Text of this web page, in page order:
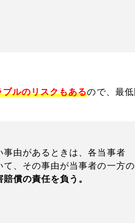
ルのリスクもあるので、最
由があるときは、各当事者
、その事由が当事者の一方の
償の責任を負う。